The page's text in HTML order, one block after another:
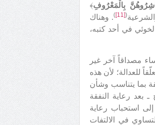
بِالْمَعْرُوفِ﴾
(
[11]
). وهناك
في أحد كتبه،
المأمور بها في الآية 3 من سورة النساء مصداقاً آخر غير
للعدالة؛ لأن هذه
بما يتناسب وشأن
رعاية النفقة
استحباب رعاية
في الالتفات